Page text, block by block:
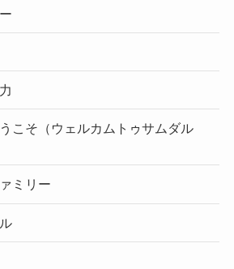
こそ（ウェルカムトゥサムダル
ミリー